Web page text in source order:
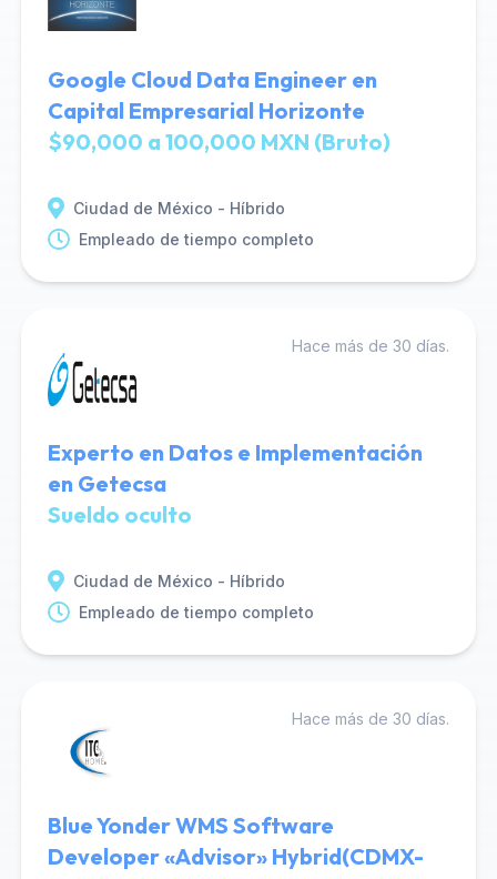
Google Cloud Data Engineer en
Capital Empresarial Horizonte
$90,000 a 100,000 MXN (Bruto)
Ciudad de México - Híbrido
Empleado de tiempo completo
Hace más de 30 días.
Experto en Datos e Implementación
en Getecsa
Sueldo oculto
Ciudad de México - Híbrido
Empleado de tiempo completo
Hace más de 30 días.
Blue Yonder WMS Software
Developer «Advisor» Hybrid(CDMX-